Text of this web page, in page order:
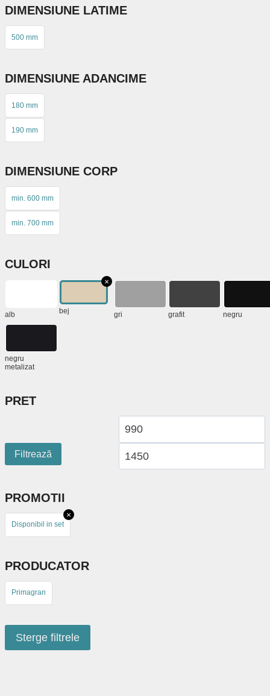
produsului.
DIMENSIUNE LATIME
500 mm
DIMENSIUNE ADANCIME
180 mm
190 mm
DIMENSIUNE CORP
min. 600 mm
min. 700 mm
CULORI
alb bej gri grafit negru
negru
metalizat
PRET
Preț
minim
Filtrează
PROMOTII
Disponibil in set
PRODUCATOR
Primagran
Sterge filtrele